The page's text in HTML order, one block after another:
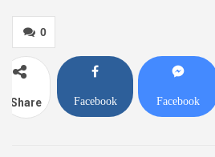
0
Share Facebook Facebook